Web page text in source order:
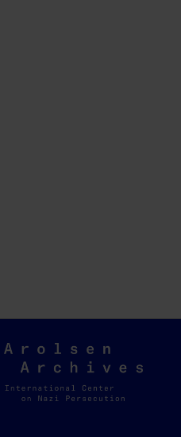
Arolsen
Archives